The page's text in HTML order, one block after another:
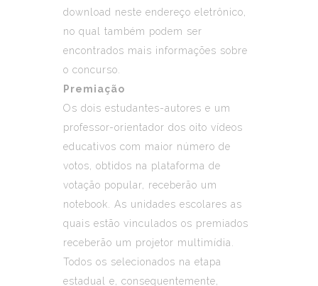
download neste endereço eletrônico
no qual também podem ser
encontrados mais informações sobre
o concurso.
Premiação
Os dois estudantes-autores e um
professor-orientador dos oito vídeos
educativos com maior número de
votos, obtidos na plataforma de
votação popular, receberão um
notebook. As unidades escolares as
quais estão vinculados os premiados
receberão um projetor multimídia.
Todos os selecionados na etapa
estadual e, consequentemente,